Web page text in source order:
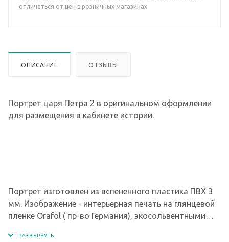
отличаться от цен в розничных магазинах
ОПИСАНИЕ ОТЗЫВЫ
Портрет царя Петра 2 в оригинальном оформлении
для размещения в кабинете истории.
Портрет изготовлен из вспененного пластика ПВХ 3
мм. Изображение - интерьерная печать на глянцевой
пленке Orafol ( пр-во Германия), экосольвентными